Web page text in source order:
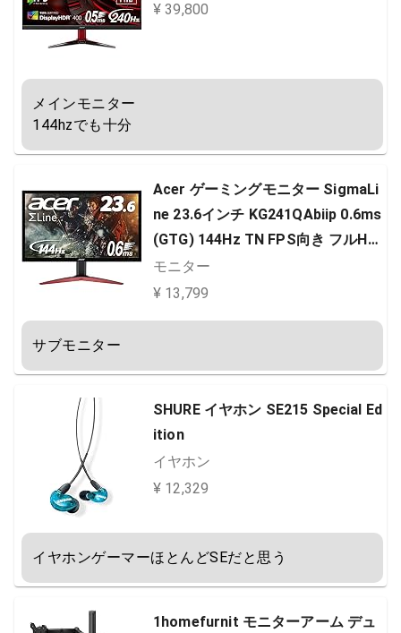
¥ 39,800
メインモニター
144hzでも十分
Acer ゲーミングモニター SigmaLi
ne 23.6インチ KG241QAbiip 0.6ms
(GTG) 144Hz TN FPS向き フルHD
FreeSync HDMIx2 ブルーライト軽
減
モニター
¥ 13,799
サブモニター
SHURE イヤホン SE215 Special Ed
ition
イヤホン
¥ 12,329
イヤホンゲーマーほとんどSEだと思う
1homefurnit モニターアーム デュ